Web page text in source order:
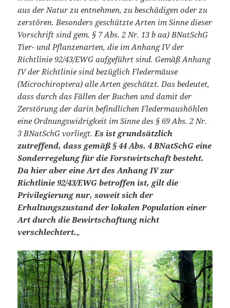
aus der Natur zu entnehmen, zu beschädigen oder zu
zerstören. Besonders geschützte Arten im Sinne dieser
Vorschrift sind gem. § 7 Abs. 2 Nr. 13 b aa) BNatSchG
Tier- und Pflanzenarten, die im Anhang IV der
Richtlinie 92/43/EWG aufgeführt sind. Gemäß Anhang
IV der Richtlinie sind bezüglich Fledermäuse
(Microchiroptera) alle Arten geschützt. Das bedeutet,
dass durch das Fällen der Buchen und damit der
Zerstörung der darin befindlichen Fledermaushöhlen
eine Ordnungswidrigkeit im Sinne des § 69 Abs. 2 Nr.
3 BNatSchG vorliegt. Es ist grundsätzlich
zutreffend, dass gemäß § 44 Abs. 4 BNatSchG eine
Sonderregelung für die Forstwirtschaft besteht.
Da hier aber eine Art des Anhang IV zur
Richtlinie 92/43/EWG betroffen ist, gilt die
Privilegierung nur, soweit sich der
Erhaltungszustand der lokalen Population einer
Art durch die Bewirtschaftung nicht
verschlechtert.„